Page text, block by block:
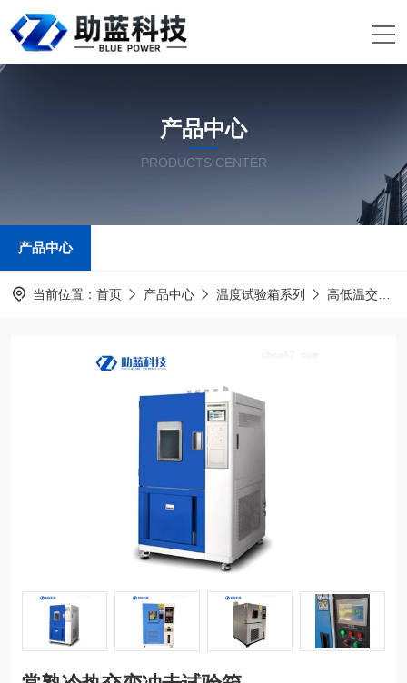
产品中心
PRODUCTS CENTER
产品中心
当前位置： 首页 产品中心 温度试验箱系列 高低温交变湿热试验箱